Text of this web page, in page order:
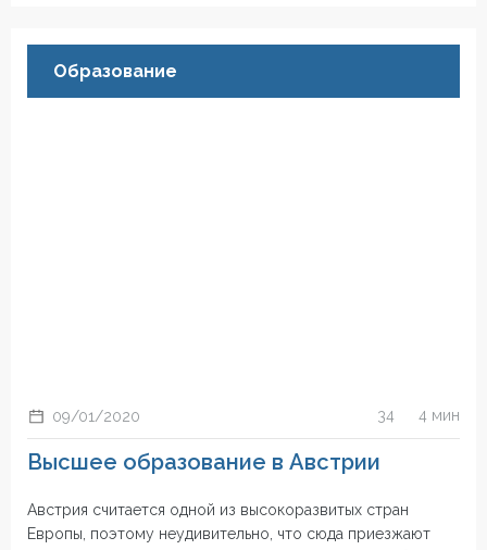
Образование
09/01/2020 34 4 мин
Высшее образование в Австрии
Австрия считается одной из высокоразвитых стран
Европы, поэтому неудивительно, что сюда приезжают